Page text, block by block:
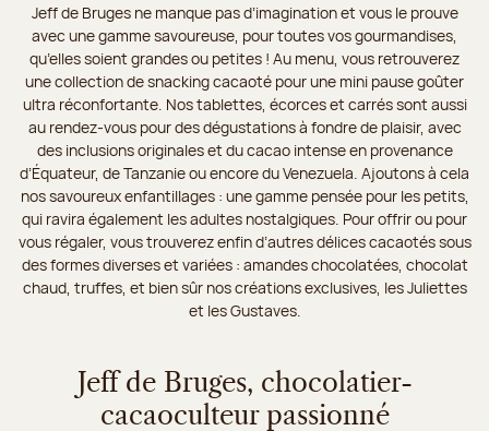
Jeff de Bruges ne manque pas d’imagination et vous le prouve
avec une gamme savoureuse, pour toutes vos gourmandises,
qu’elles soient grandes ou petites ! Au menu, vous retrouverez
une collection de snacking cacaoté pour une mini pause goûter
ultra réconfortante. Nos tablettes, écorces et carrés sont aussi
au rendez-vous pour des dégustations à fondre de plaisir, avec
des inclusions originales et du cacao intense en provenance
d’Équateur, de Tanzanie ou encore du Venezuela. Ajoutons à cela
nos savoureux enfantillages : une gamme pensée pour les petits,
qui ravira également les adultes nostalgiques. Pour offrir ou pour
vous régaler, vous trouverez enfin d’autres délices cacaotés sous
des formes diverses et variées : amandes chocolatées, chocolat
chaud, truffes, et bien sûr nos créations exclusives, les Juliettes
et les Gustaves.
Jeff de Bruges, chocolatier-
cacaoculteur passionné